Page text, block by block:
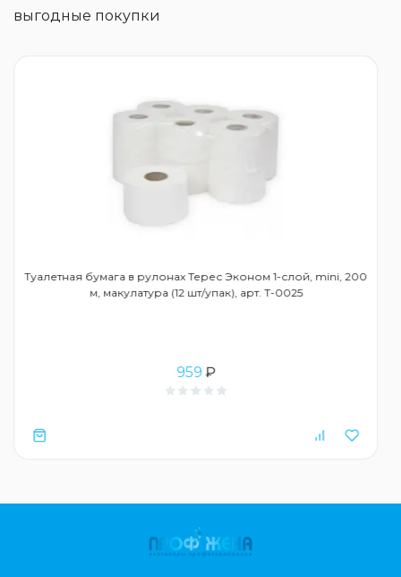
выгодные покупки
Туалетная бумага в рулонах Терес Эконом 1-слой, mini, 200
м, макулатура (12 шт/упак), арт. Т-0025
959₽